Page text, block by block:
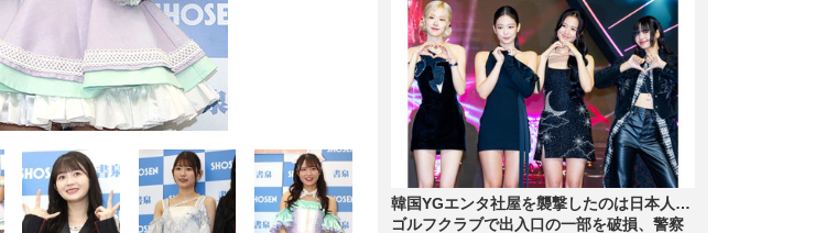
韓国YGエンタ社屋を襲撃したのは日本人…
ゴルフクラブで出入口の一部を破損、警察